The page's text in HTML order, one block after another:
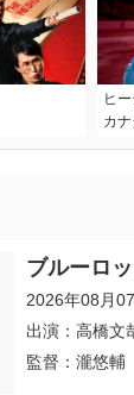
ヒ
カ
ブルーロ
2026年08月
出演：高橋文
監督：瀧悠輔